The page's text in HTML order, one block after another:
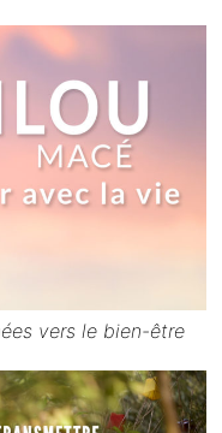
vers le bien-être